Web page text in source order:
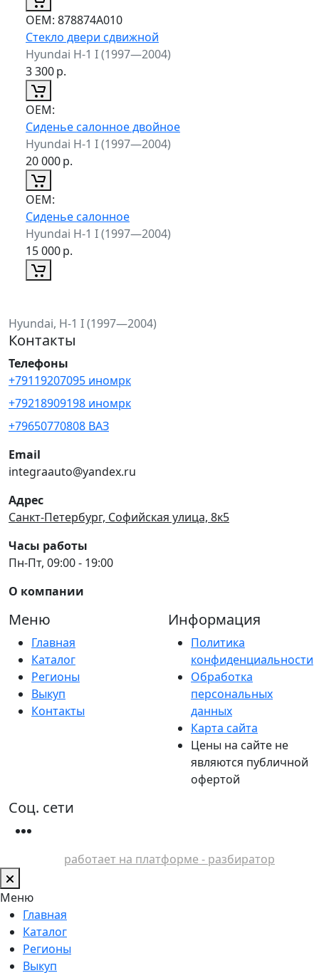
ОЕМ: 878874A010
Стекло двери сдвижной
Hyundai H-1 I (1997—2004)
3 300р.
ОЕМ:
Сиденье салонное двойное
Hyundai H-1 I (1997—2004)
20 000р.
ОЕМ:
Сиденье салонное
Hyundai H-1 I (1997—2004)
15 000р.
Hyundai, H-1 I (1997—2004)
Контакты
Телефоны
+79119207095 иномрк
+79218909198 иномрк
+79650770808 ВАЗ
Email
integraauto@yandex.ru
Адрес
Санкт-Петербург, Софийская улица, 8к5
Часы работы
Пн-Пт, 09:00 - 19:00
О компании
Меню
Главная
Каталог
Регионы
Выкуп
Контакты
Информация
Политика
конфиденциальности
Обработка
персональных
данных
Карта сайта
Цены на сайте не
являются публичной
офертой
Соц. сети
работает на платформе - разбиратор
Меню
Главная
Каталог
Регионы
Выкуп